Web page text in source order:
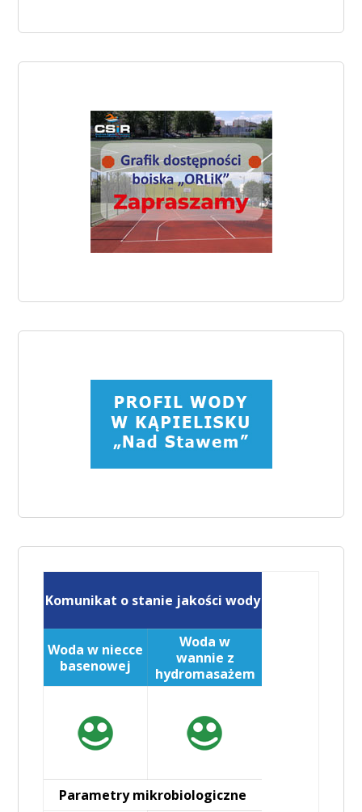
Komunikat o stanie jakości wody
Woda w niecce
basenowej
Woda w
wannie z
hydromasażem
Parametry mikrobiologiczne